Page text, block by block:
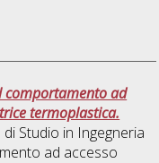
comportamento ad
termoplastica.
Studio in Ingegneria
ad accesso